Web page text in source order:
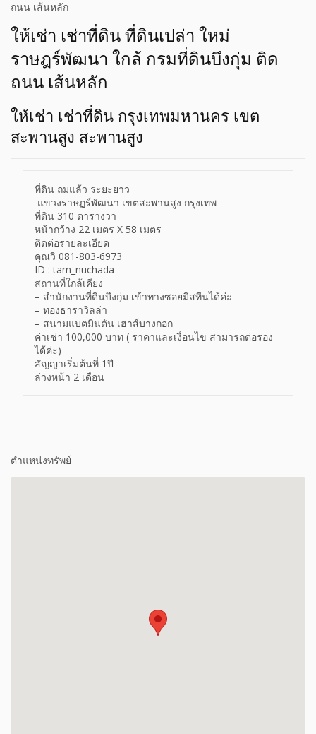
ถนน เส้นหลัก
ให้เช่า เช่าที่ดิน ที่ดินเปล่า ใหม่
ราษฎร์พัฒนา ใกล้ กรมที่ดินบึงกุ่ม ติด
ถนน เส้นหลัก
ให้เช่า เช่าที่ดิน กรุงเทพมหานคร เขต
สะพานสูง สะพานสูง
ที่ดิน ถมแล้ว ระยะยาว
แขวงราษฏร์พัฒนา เขตสะพานสูง กรุงเทพ
ที่ดิน 310 ตารางวา
หน้ากว้าง 22 เมตร X 58 เมตร
ติดต่อรายละเอียด
คุณวิ 081-803-6973
ID : tarn_nuchada
สถานที่ใกล้เคียง
– สำนักงานที่ดินบึงกุ่ม เข้าทางซอยมิสทีนได้ค่ะ
– ทองธาราวิลล่า
– สนามแบตมินตัน เฮาส์บางกอก
ค่าเช่า 100,000 บาท ( ราคาและเงื่อนไข สามารถต่อรอง
ได้ค่ะ)
สัญญาเริ่มต้นที่ 1ปี
ล่วงหน้า 2 เดือน
ตำแหน่งทรัพย์